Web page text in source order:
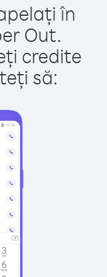
în
Out.
credite
să: